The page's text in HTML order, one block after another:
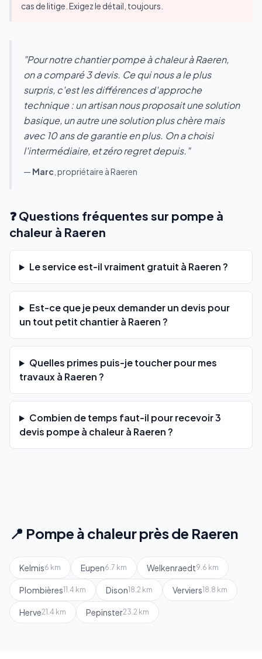
cas de litige. Exigez le détail, toujours.
"Pour notre chantier pompe à chaleur à Raeren,
on a comparé 3 devis. Ce qui nous a le plus
surpris, c'est les différences d'approche
technique : un artisan nous proposait une solution
basique, un autre une solution plus chère mais
avec 10 ans de garantie en plus. On a choisi
l'intermédiaire, et zéro regret depuis."
— Marc , propriétaire à Raeren
❓ Questions fréquentes sur pompe à
chaleur à Raeren
Le service est-il vraiment gratuit à Raeren ?
Est-ce que je peux demander un devis pour
un tout petit chantier à Raeren ?
Quelles primes puis-je toucher pour mes
travaux à Raeren ?
Combien de temps faut-il pour recevoir 3
devis pompe à chaleur à Raeren ?
📍 Pompe à chaleur près de Raeren
Kelmis6 km Eupen6.7 km Welkenraedt9.6 km
Plombières11.4 km Dison18.2 km Verviers18.8 km
Herve21.4 km Pepinster23.2 km